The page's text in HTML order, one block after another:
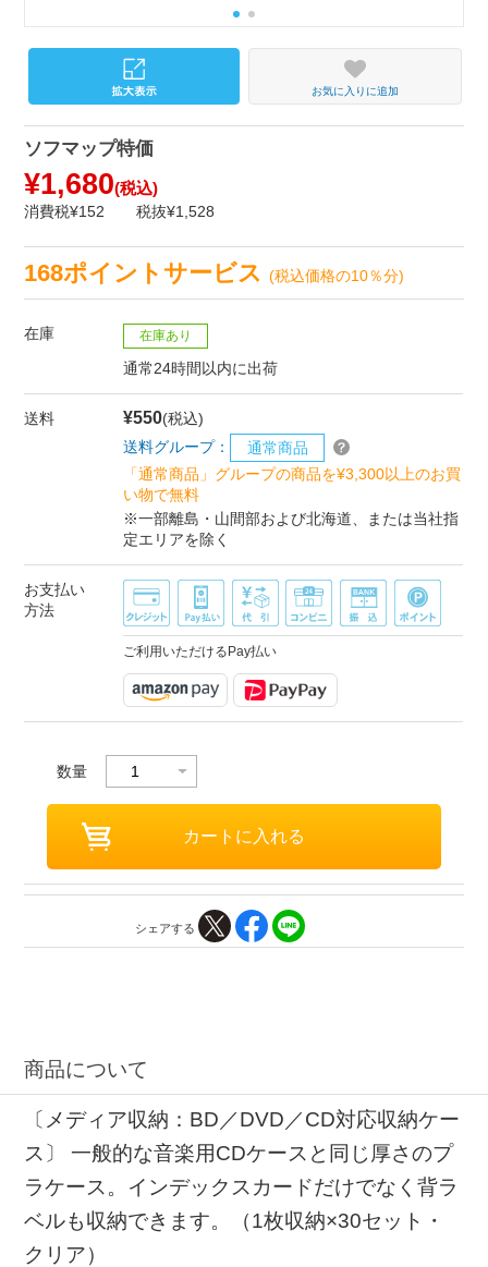
お気に入りに追加
ソフマップ特価
¥1,680(税込)
消費税¥152 税抜¥1,528
168ポイントサービス(税込価格の10％分)
在庫 在庫あり
通常24時間以内に出荷
送料 ¥550(税込)
送料グループ：
通常商品
「通常商品」グループの商品を¥3,300以上のお買
い物で無料
※一部離島・山間部および北海道、または当社指
定エリアを除く
お支払い
方法
ご利用いただけるPay払い
数量
シェアする
商品について
〔メディア収納：BD／DVD／CD対応収納ケー
ス〕 一般的な音楽用CDケースと同じ厚さのプ
ラケース。インデックスカードだけでなく背ラ
ベルも収納できます。（1枚収納×30セット・
クリア）